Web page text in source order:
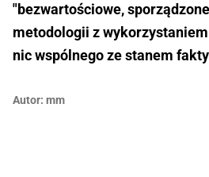
"bezwartościowe,
metodologii z
nic wspólnego ze stanem
Autor: mm